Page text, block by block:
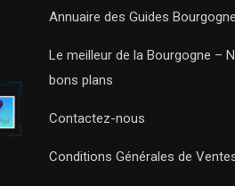
Annuaire des Guides
Le meilleur de la Bourgogne –
bons plans
Contactez-nous
Conditions Générales de